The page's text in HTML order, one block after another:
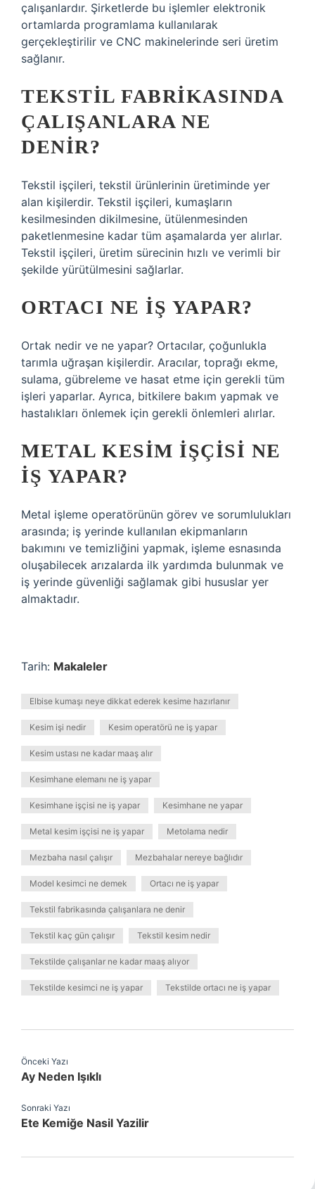
çalışanlardır. Şirketlerde bu işlemler elektronik
ortamlarda programlama kullanılarak
gerçekleştirilir ve CNC makinelerinde seri üretim
sağlanır.
TEKSTIL FABRIKASINDA
ÇALIŞANLARA NE
DENIR?
Tekstil işçileri, tekstil ürünlerinin üretiminde yer
alan kişilerdir. Tekstil işçileri, kumaşların
kesilmesinden dikilmesine, ütülenmesinden
paketlenmesine kadar tüm aşamalarda yer alırlar.
Tekstil işçileri, üretim sürecinin hızlı ve verimli bir
şekilde yürütülmesini sağlarlar.
ORTACI NE IŞ YAPAR?
Ortak nedir ve ne yapar? Ortacılar, çoğunlukla
tarımla uğraşan kişilerdir. Aracılar, toprağı ekme,
sulama, gübreleme ve hasat etme için gerekli tüm
işleri yaparlar. Ayrıca, bitkilere bakım yapmak ve
hastalıkları önlemek için gerekli önlemleri alırlar.
METAL KESIM IŞÇISI NE
IŞ YAPAR?
Metal işleme operatörünün görev ve sorumlulukları
arasında; iş yerinde kullanılan ekipmanların
bakımını ve temizliğini yapmak, işleme esnasında
oluşabilecek arızalarda ilk yardımda bulunmak ve
iş yerinde güvenliği sağlamak gibi hususlar yer
almaktadır.
Tarih: Makaleler
Elbise kumaşı neye dikkat ederek kesime hazırlanır
Kesim işi nedir Kesim operatörü ne iş yapar
Kesim ustası ne kadar maaş alır
Kesimhane elemanı ne iş yapar
Kesimhane işçisi ne iş yapar Kesimhane ne yapar
Metal kesim işçisi ne iş yapar Metolama nedir
Mezbaha nasıl çalışır Mezbahalar nereye bağlıdır
Model kesimci ne demek Ortacı ne iş yapar
Tekstil fabrikasında çalışanlara ne denir
Tekstil kaç gün çalışır Tekstil kesim nedir
Tekstilde çalışanlar ne kadar maaş alıyor
Tekstilde kesimci ne iş yapar Tekstilde ortacı ne iş yapar
Önceki Yazı
Ay Neden Işıklı
Sonraki Yazı
Ete Kemiğe Nasil Yazilir